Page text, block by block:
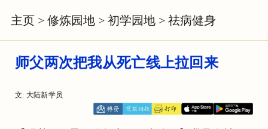
主页 > 修炼园地 > 初学园地 > 祛病健身
师父两次把我从死亡线上拉回来
文: 大陆新学员